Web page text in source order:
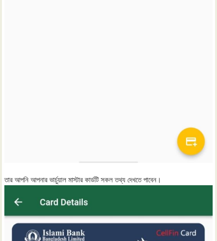
তার আপনি আপনার ভার্চুয়াল মাস্টার কার্ডটি সকল তথ্য দেখতে পাবেন।